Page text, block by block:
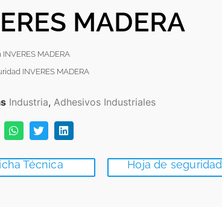
MADERA
MADERA
INVERES MADERA
Industria, Adhesivos Industriales
Técnica Hoja de seguridad